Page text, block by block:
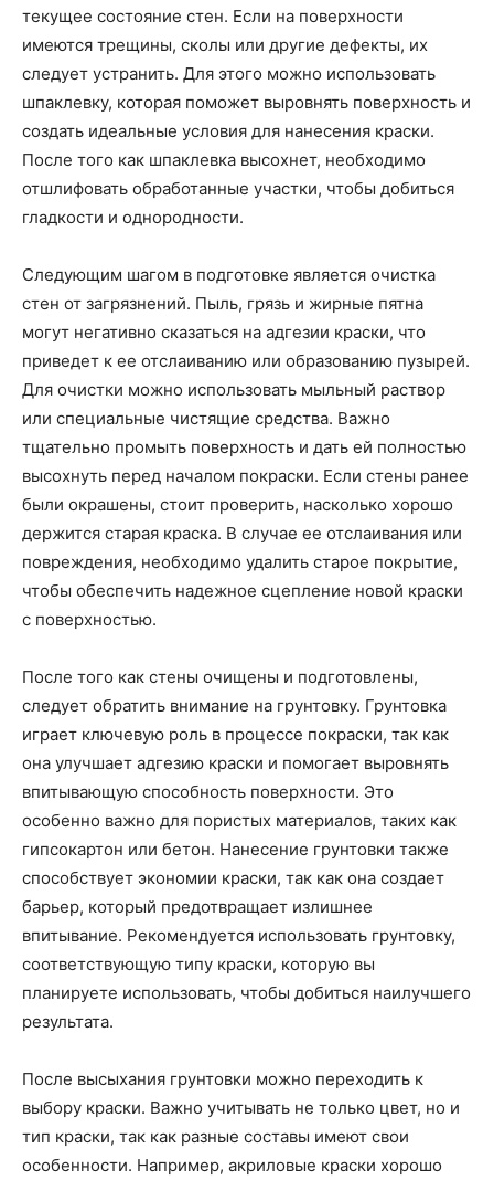
текущее состояние стен. Если на поверхности
имеются трещины, сколы или другие дефекты, их
следует устранить. Для этого можно использовать
шпаклевку, которая поможет выровнять поверхность и
создать идеальные условия для нанесения краски.
После того как шпаклевка высохнет, необходимо
отшлифовать обработанные участки, чтобы добиться
гладкости и однородности.
Следующим шагом в подготовке является очистка
стен от загрязнений. Пыль, грязь и жирные пятна
могут негативно сказаться на адгезии краски, что
приведет к ее отслаиванию или образованию пузырей.
Для очистки можно использовать мыльный раствор
или специальные чистящие средства. Важно
тщательно промыть поверхность и дать ей полностью
высохнуть перед началом покраски. Если стены ранее
были окрашены, стоит проверить, насколько хорошо
держится старая краска. В случае ее отслаивания или
повреждения, необходимо удалить старое покрытие,
чтобы обеспечить надежное сцепление новой краски
с поверхностью.
После того как стены очищены и подготовлены,
следует обратить внимание на грунтовку. Грунтовка
играет ключевую роль в процессе покраски, так как
она улучшает адгезию краски и помогает выровнять
впитывающую способность поверхности. Это
особенно важно для пористых материалов, таких как
гипсокартон или бетон. Нанесение грунтовки также
способствует экономии краски, так как она создает
барьер, который предотвращает излишнее
впитывание. Рекомендуется использовать грунтовку,
соответствующую типу краски, которую вы
планируете использовать, чтобы добиться наилучшего
результата.
После высыхания грунтовки можно переходить к
выбору краски. Важно учитывать не только цвет, но и
тип краски, так как разные составы имеют свои
особенности. Например, акриловые краски хорошо